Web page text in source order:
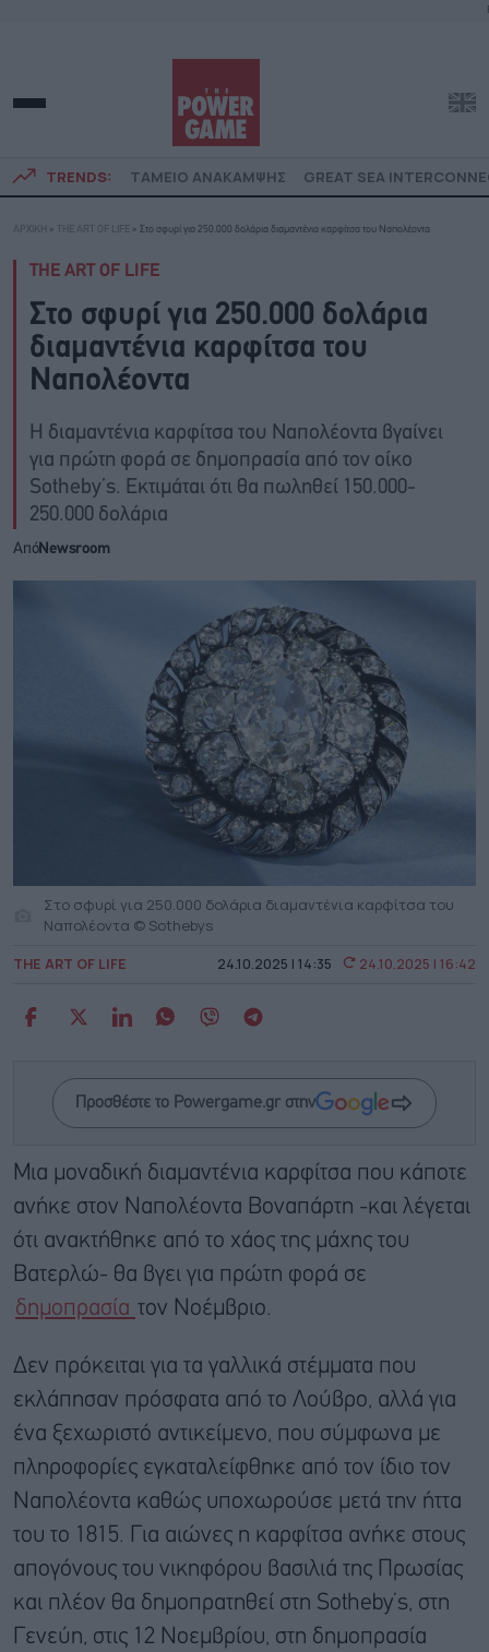
TRENDS: ΤΑΜΕΙΟ ΑΝΑΚΑΜΨΗΣ GREAT SEA
ΑΡΧΙΚΗ » THE ART OF LIFE » Στο σφυρί για 250.000 δολάρια διαμαντένια καρφίτσα του Ναπολέοντα
THE ART OF LIFE
Στο σφυρί για 250.000 δολάρια
διαμαντένια καρφίτσα του
Ναπολέοντα
Η διαμαντένια καρφίτσα του Ναπολέοντα βγαίνει
για πρώτη φορά σε δημοπρασία από τον οίκο
Sotheby’s. Εκτιμάται ότι θα πωληθεί 150.000-
250.000 δολάρια
ΑπόNewsroom
Στο σφυρί για 250.000 δολάρια διαμαντένια καρφίτσα του
Ναπολέοντα © Sothebys
THE ART OF LIFE 24.10.2025 | 14:35 24.10.2025 | 16:42
Προσθέστε το Powergame.gr στην
Μια μοναδική διαμαντένια καρφίτσα που κάποτε
ανήκε στον Ναπολέοντα Βοναπάρτη -και λέγεται
ότι ανακτήθηκε από το χάος της μάχης του
Βατερλώ- θα βγει για πρώτη φορά σε
δημοπρασία τον Νοέμβριο.
Δεν πρόκειται για τα γαλλικά στέμματα που
εκλάπησαν πρόσφατα από το Λούβρο, αλλά για
ένα ξεχωριστό αντικείμενο, που σύμφωνα με
πληροφορίες εγκαταλείφθηκε από τον ίδιο τον
Ναπολέοντα καθώς υποχωρούσε μετά την ήττα
του το 1815. Για αιώνες η καρφίτσα ανήκε στους
απογόνους του νικηφόρου βασιλιά της Πρωσίας
και πλέον θα δημοπρατηθεί στη Sotheby’s, στη
Γενεύη, στις 12 Νοεμβρίου, στη δημοπρασία